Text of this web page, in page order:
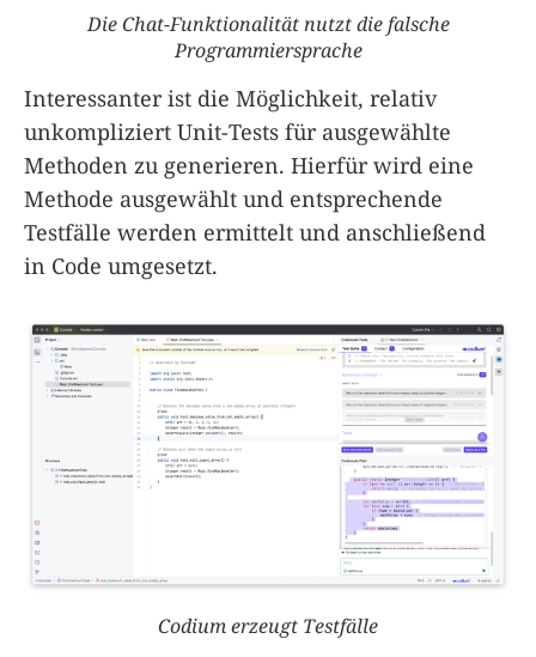
Die Chat-Funktionalität nutzt die falsche
Programmiersprache
Interessanter ist die Möglichkeit, relativ
unkompliziert Unit-Tests für ausgewählte
Methoden zu generieren. Hierfür wird eine
Methode ausgewählt und entsprechende
Testfälle werden ermittelt und anschließend
in Code umgesetzt.
Codium erzeugt Testfälle